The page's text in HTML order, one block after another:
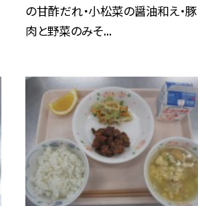
の甘酢だれ・小松菜の醤油和え・豚
肉と野菜のみそ...